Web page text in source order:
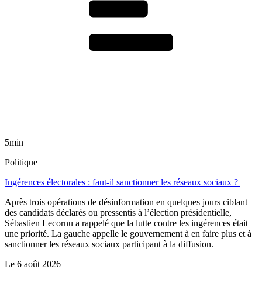
5min
Politique
Ingérences électorales : faut-il sanctionner les réseaux sociaux ?
Après trois opérations de désinformation en quelques jours ciblant
des candidats déclarés ou pressentis à l’élection présidentielle,
Sébastien Lecornu a rappelé que la lutte contre les ingérences était
une priorité. La gauche appelle le gouvernement à en faire plus et à
sanctionner les réseaux sociaux participant à la diffusion.
Le 6 août 2026